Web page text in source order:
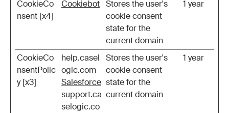
CookieCo
nsent [x4]
Cookiebot Stores the user's
cookie consent
state for the
current domain
1 year
CookieCo
nsentPolic
y [x3]
help.casel
ogic.com
Salesforce
support.ca
selogic.co
Stores the user's
cookie consent
state for the
current domain
1 year